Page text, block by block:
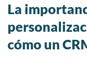
La
cómo un